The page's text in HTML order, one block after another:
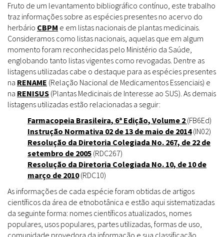
Fruto de um levantamento bibliográfico contínuo, este trabalho
traz informações sobre as espécies presentes no acervo do
herbário CBPM e em listas nacionais de plantas medicinais.
Consideramos como listas nacionais, aquelas que em algum
momento foram reconhecidas pelo Ministério da Saúde,
englobando tanto listas vigentes como revogadas. Dentre as
listagens utilizadas cabe o destaque para as espécies presentes
na RENAME (Relação Nacional de Medicamentos Essenciais) e
na RENISUS (Plantas Medicinais de Interesse ao SUS). As demais
listagens utilizadas estão relacionadas a seguir:
Farmacopeia Brasileira, 6ª Edição, Volume 2 (FB6Ed)
Instrução Normativa 02 de 13 de maio de 2014(IN02)
Resolução da Diretoria Colegiada No. 267, de 22 de
setembro de 2005 (RDC267)
Resolução da Diretoria Colegiada No. 10, de 10 de
março de 2010(RDC10)
As informações de cada espécie foram obtidas de artigos
científicos da área de etnobotânica e estão aqui sistematizadas
da seguinte forma: nomes científicos atualizados, nomes
populares, usos populares, partes utilizadas, formas de uso,